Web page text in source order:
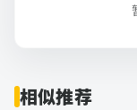
相似推荐